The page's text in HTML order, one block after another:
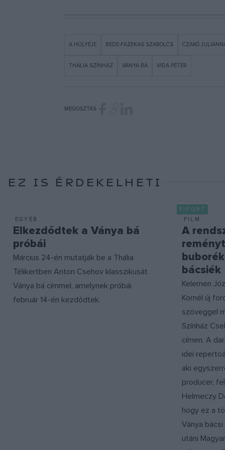
A HÜLYÉJE BEDE-FAZEKAS SZABOLCS CZAKÓ
THÁLIA SZÍNHÁZ VÁNYA BÁ VIDA PÉTER
MEGOSZTÁS
EZ IS ÉRDEKELHETI
EGYÉB
Elkezdődtek a Ványa bá
próbái
Március 24-én mutatják be a Thália
Télikertben Anton Csehov klasszikusát
Ványa bá címmel, amelynek próbái
február 14-én kezdődtek.
RIPORT
FILM
A
bácsiék
Kelemen
Kornél új
szöveggel
Színház
címen. A
idei
aki
producer,
Helmeczy
hogy ez a
Ványa
utáni